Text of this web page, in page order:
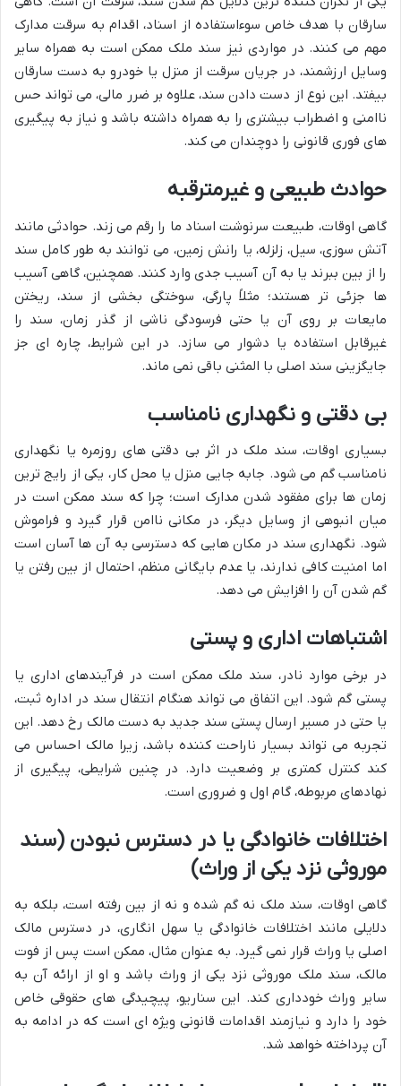
سارقان با هدف خاص سوءاستفاده از اسناد، اقدام به سرقت مدارک
مهم می کنند. در مواردی نیز سند ملک ممکن است به همراه سایر
وسایل ارزشمند، در جریان سرقت از منزل یا خودرو به دست سارقان
بیفتد. این نوع از دست دادن سند، علاوه بر ضرر مالی، می تواند حس
ناامنی و اضطراب بیشتری را به همراه داشته باشد و نیاز به پیگیری
های فوری قانونی را دوچندان می کند.
حوادث طبیعی و غیرمترقبه
گاهی اوقات، طبیعت سرنوشت اسناد ما را رقم می زند. حوادثی مانند
آتش سوزی، سیل، زلزله، یا رانش زمین، می توانند به طور کامل سند
را از بین ببرند یا به آن آسیب جدی وارد کنند. همچنین، گاهی آسیب
ها جزئی تر هستند؛ مثلاً پارگی، سوختگی بخشی از سند، ریختن
مایعات بر روی آن یا حتی فرسودگی ناشی از گذر زمان، سند را
غیرقابل استفاده یا دشوار می سازد. در این شرایط، چاره ای جز
جایگزینی سند اصلی با المثنی باقی نمی ماند.
بی دقتی و نگهداری نامناسب
بسیاری اوقات، سند ملک در اثر بی دقتی های روزمره یا نگهداری
نامناسب گم می شود. جابه جایی منزل یا محل کار، یکی از رایج ترین
زمان ها برای مفقود شدن مدارک است؛ چرا که سند ممکن است در
میان انبوهی از وسایل دیگر، در مکانی ناامن قرار گیرد و فراموش
شود. نگهداری سند در مکان هایی که دسترسی به آن ها آسان است
اما امنیت کافی ندارند، یا عدم بایگانی منظم، احتمال از بین رفتن یا
گم شدن آن را افزایش می دهد.
اشتباهات اداری و پستی
در برخی موارد نادر، سند ملک ممکن است در فرآیندهای اداری یا
پستی گم شود. این اتفاق می تواند هنگام انتقال سند در اداره ثبت،
یا حتی در مسیر ارسال پستی سند جدید به دست مالک رخ دهد. این
تجربه می تواند بسیار ناراحت کننده باشد، زیرا مالک احساس می
کند کنترل کمتری بر وضعیت دارد. در چنین شرایطی، پیگیری از
نهادهای مربوطه، گام اول و ضروری است.
اختلافات خانوادگی یا در دسترس نبودن (سند
موروثی نزد یکی از وراث)
گاهی اوقات، سند ملک نه گم شده و نه از بین رفته است، بلکه به
دلایلی مانند اختلافات خانوادگی یا سهل انگاری، در دسترس مالک
اصلی یا وراث قرار نمی گیرد. به عنوان مثال، ممکن است پس از فوت
مالک، سند ملک موروثی نزد یکی از وراث باشد و او از ارائه آن به
سایر وراث خودداری کند. این سناریو، پیچیدگی های حقوقی خاص
خود را دارد و نیازمند اقدامات قانونی ویژه ای است که در ادامه به
آن پرداخته خواهد شد.